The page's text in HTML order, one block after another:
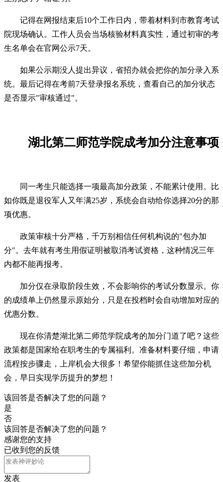
记得在网报结束后10个工作日内，带着材料到市教育考试
院现场确认。工作人员会当场核验材料真实性，通过初审的考
生名单会在官网公示7天。
如果公示期没人提出异议，省招办就会把你的加分录入系
统。最后记得在考前7天登录报名系统，查看自己的加分状态
是否显示"审核通过"。
湖北第二师范学院成考加分注意事项
同一考生只能选择一项最高加分政策，不能累计使用。比
如你既是退役军人又年满25岁，系统会自动给你选择20分的那
项优惠。
政策审核十分严格，千万别相信任何机构说的"包办加
分"。去年就有考生用假证明被取消考试资格，这种情况三年
内都不能再报考。
加分仅在录取阶段生效，不会影响你的考试分数显示。你
的成绩单上仍然显示原始分，只是在投档时会自动增加对应的
优惠分数。
现在你清楚湖北第二师范学院成考的加分门道了吧？这些
政策都是国家给在职考生的专属福利。准备材料要仔细，申请
流程按步骤走，上岸机会大很多！希望你能抓住这些加分机
会，早日实现学历提升的梦想！
该回答是否解决了您的问题？
是
否
该回答是否解决了您的问题？
感谢您的支持
已收到您的反馈
发表